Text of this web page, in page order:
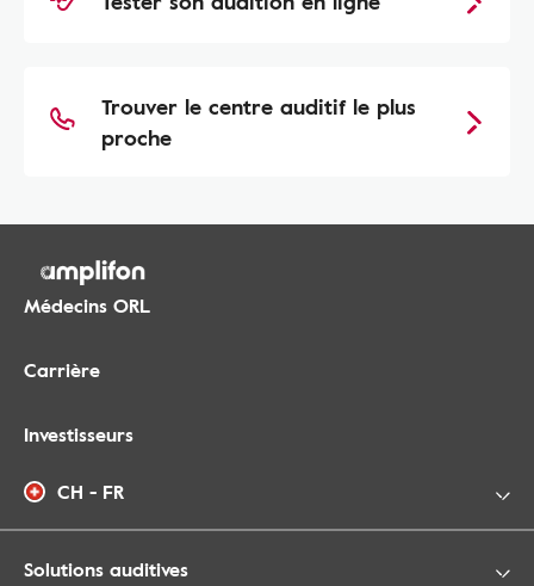
Trouver le centre auditif le plus
proche
Médecins ORL
Carrière
Investisseurs
CH - FR
Solutions auditives